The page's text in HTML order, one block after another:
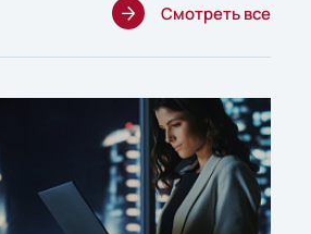
Смотреть все